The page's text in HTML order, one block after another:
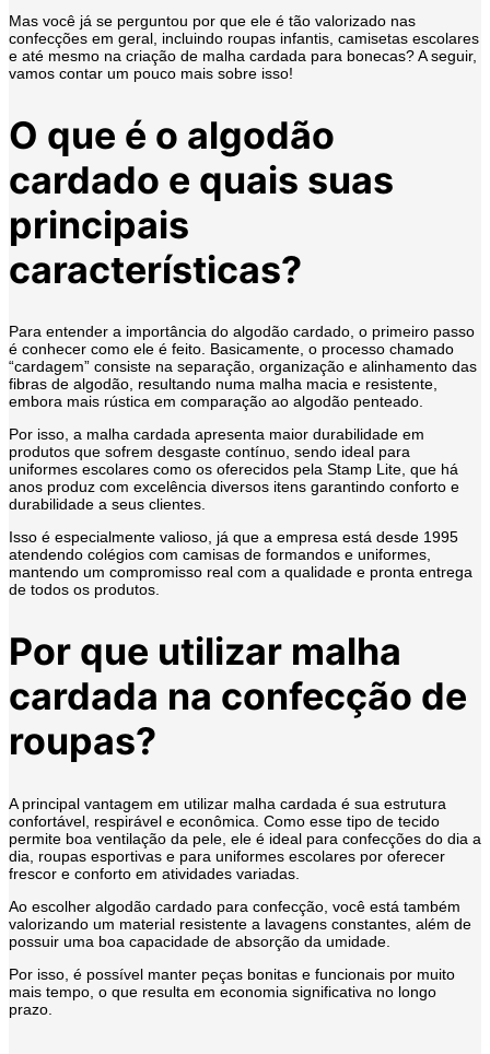
Mas você já se perguntou por que ele é tão valorizado nas
confecções em geral, incluindo roupas infantis, camisetas escolares
e até mesmo na criação de malha cardada para bonecas? A seguir,
vamos contar um pouco mais sobre isso!
O que é o algodão
cardado e quais suas
principais
características?
Para entender a importância do algodão cardado, o primeiro passo
é conhecer como ele é feito. Basicamente, o processo chamado
“cardagem” consiste na separação, organização e alinhamento das
fibras de algodão, resultando numa malha macia e resistente,
embora mais rústica em comparação ao algodão penteado.
Por isso, a malha cardada apresenta maior durabilidade em
produtos que sofrem desgaste contínuo, sendo ideal para
uniformes escolares como os oferecidos pela Stamp Lite, que há
anos produz com excelência diversos itens garantindo conforto e
durabilidade a seus clientes.
Isso é especialmente valioso, já que a empresa está desde 1995
atendendo colégios com camisas de formandos e uniformes,
mantendo um compromisso real com a qualidade e pronta entrega
de todos os produtos.
Por que utilizar malha
cardada na confecção de
roupas?
A principal vantagem em utilizar malha cardada é sua estrutura
confortável, respirável e econômica. Como esse tipo de tecido
permite boa ventilação da pele, ele é ideal para confecções do dia a
dia, roupas esportivas e para uniformes escolares por oferecer
frescor e conforto em atividades variadas.
Ao escolher algodão cardado para confecção, você está também
valorizando um material resistente a lavagens constantes, além de
possuir uma boa capacidade de absorção da umidade.
Por isso, é possível manter peças bonitas e funcionais por muito
mais tempo, o que resulta em economia significativa no longo
prazo.